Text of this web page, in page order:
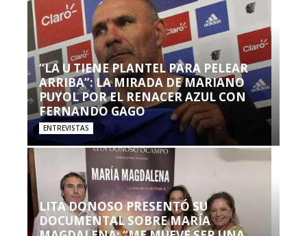
“LA U TIENE PLANTEL PARA PELEAR
ARRIBA”: LA MIRADA DE MARIANO
PUYOL POR EL RENACER AZUL CON
FERNANDO GAGO
ENTREVISTAS
LITA DONOSO PRESENTÓ SU
DOCUMENTAL SOBRE MARÍA